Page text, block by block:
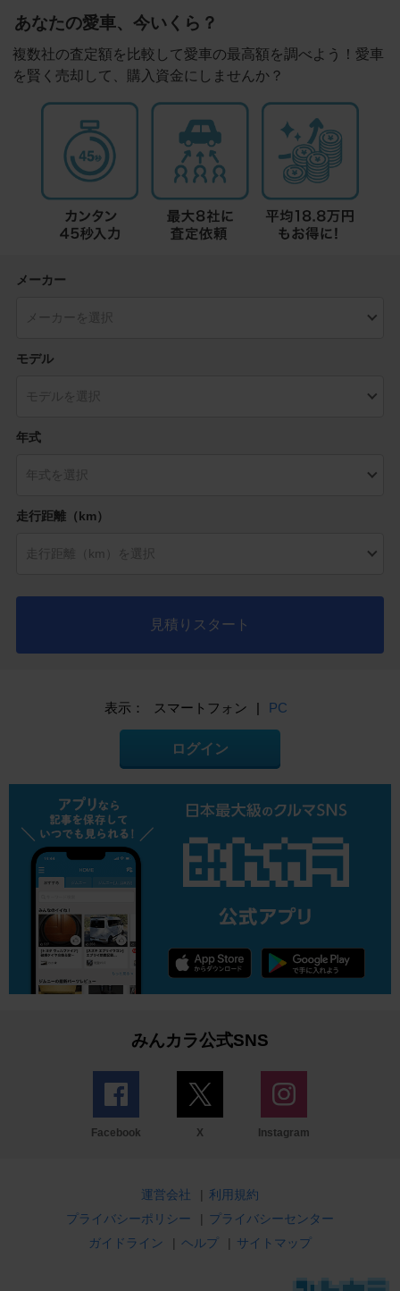
あなたの愛車、今いくら？
複数社の査定額を比較して愛車の最高額を調べよう！愛車
を賢く売却して、購入資金にしませんか？
メーカー
モデル
年式
走行距離（km）
見積りスタート
表示： スマートフォン | PC
ログイン
みんカラ公式SNS
Facebook X Instagram
運営会社 | 利用規約
プライバシーポリシー
| プライバシーセンター
ガイドライン
| ヘルプ | サイトマップ